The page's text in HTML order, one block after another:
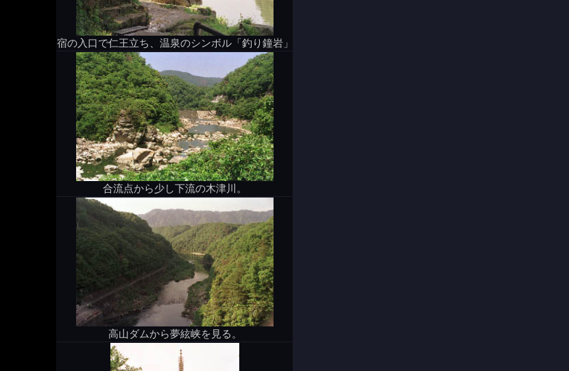
宿の入口で仁王立ち、温泉のシンボル「釣り鐘岩」
合流点から少し下流の木津川。
高山ダムから夢絃峡を見る。